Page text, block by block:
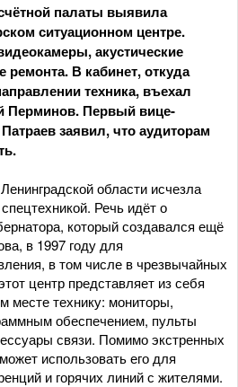
палаты выявила
ситуационном центре.
акустические
В кабинет, откуда
техника, въехал
Перминов. Первый вице-
заявил, что аудиторам
области исчезла
Речь идёт о
который создавался ещё
в 1997 году для
в том числе в чрезвычайных
центр представляет из себя
месте технику: мониторы,
обеспечением, пульты
связи. Помимо экстренных
использовать его для
и горячих линий с жителями.